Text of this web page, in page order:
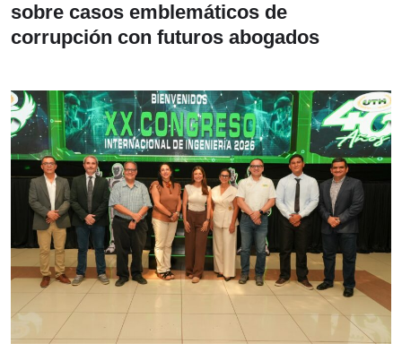
sobre casos emblemáticos de
corrupción con futuros abogados